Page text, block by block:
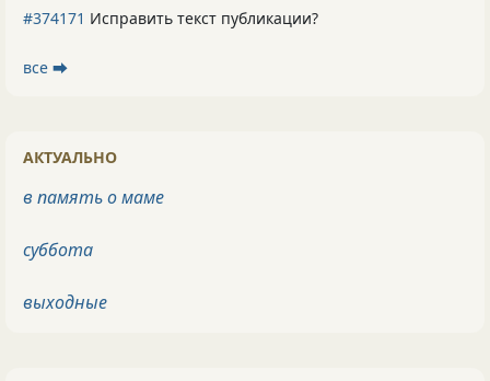
#374171 Исправить текст публикации?
все ⮕
АКТУАЛЬНО
в память о маме
суббота
выходные